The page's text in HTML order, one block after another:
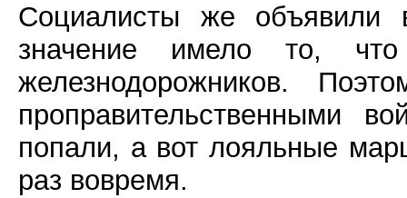
Социалисты же объявили
значение имело то,
железнодорожников.
проправительственными
попали, а вот лояльные
раз вовремя.